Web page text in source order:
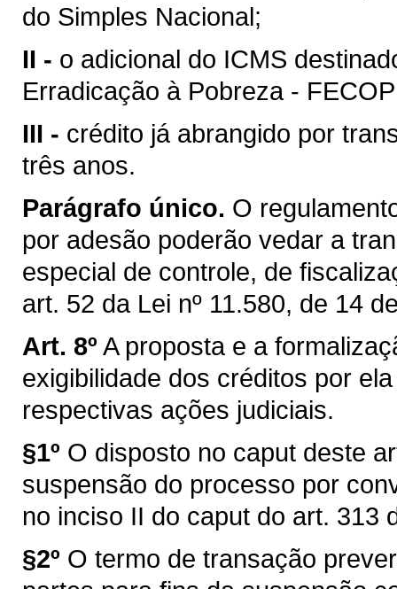
do Simples Nacional;
II - o adicional do ICMS
Erradicação à Pobreza -
III - crédito já abrangido por
três anos.
Parágrafo único. O
por adesão poderão vedar a
especial de controle, de
art. 52 da Lei nº 11.580, de 14
Art. 8º A proposta e a
exigibilidade dos créditos por
respectivas ações judiciais.
§1º O disposto no caput deste
suspensão do processo por
no inciso II do caput do art. 313
§2º O termo de transação